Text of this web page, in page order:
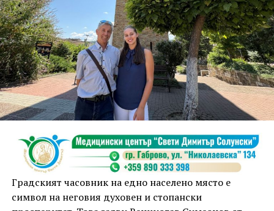
По думите ѝ мостът, построен от Първомайстора
през 1861 г. свързва двата града, обединени от
общи ценности, доверие и желание да градят
заедно. „Днес показваме модел, който дава шанс на
истинското партньорство. Във време, когато сякаш е
модерно да се разделяме, ние показваме, че два
значими за културата, индустрията и обществените
инициативи български града могат да вървят
заедно“, коментира тя.
Градският часовник на едно населено място е
символ на неговия духовен и стопански